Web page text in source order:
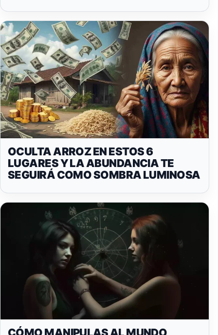
OCULTA ARROZ EN ESTOS 6
LUGARES Y LA ABUNDANCIA TE
SEGUIRÁ COMO SOMBRA LUMINOSA